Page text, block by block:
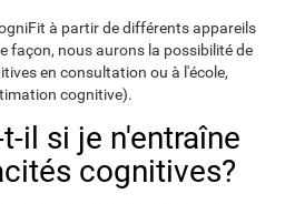
à partir de différents appareils
façon, nous aurons la possibilité de
en consultation ou à l'école,
cognitive).
il si je n'entraîne
cognitives?